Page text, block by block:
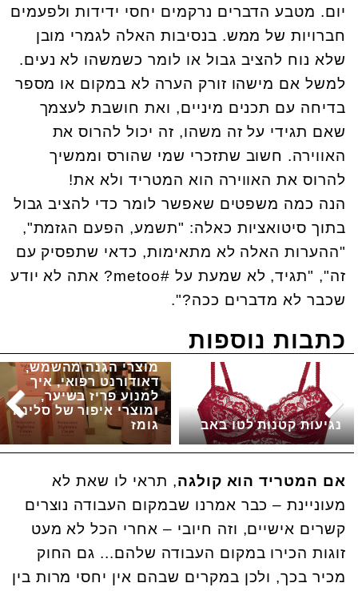
יום. מטבע הדברים נרקמים יחסי ידידות ולפעמים
חברויות של ממש. בנסיבות האלה לגמרי מובן
שלא נוח להציב גבול או לומר כשמשהו לא נעים.
למשל אם מישהו זורק הערה לא במקום או מספר
בדיחה עם תכנים מיניים, ואת חושבת לעצמך
שאם תגידי על זה משהו, זה יכול להרוס את
האווירה. חשוב שתזכרי שמי שהורס וממשיך
להרוס את האווירה הוא המטריד ולא את!
הנה כמה משפטים שאפשר לומר כדי להציב גבול
בתוך סיטואציות כאלה: "תשמע, הפעם הגזמת",
"ההערות האלה לא מתאימות, כדאי שתפסיק עם
זה", "תגיד, לא שמעת על #metoo? אתה לא יודע
שכבר לא מדברים ככה?".
כתבות נוספות
מוצרי הגנה מהשמש,
דאודורנט רפואי, איך
למנוע פריז בשיער,
ומוצרי איפור של סלינה
גומז
נגיעות קטנות לטו באב
אם המטריד הוא קולגה, תראי לו שאת לא
מעוניינת – כבר אמרנו שבמקום העבודה נוצרים
קשרים אישיים, וזה חיובי – אחרי הכל לא מעט
זוגות הכירו במקום העבודה שלהם... גם החוק
מכיר בכך, ולכן במקרים שבהם אין יחסי מרות בין